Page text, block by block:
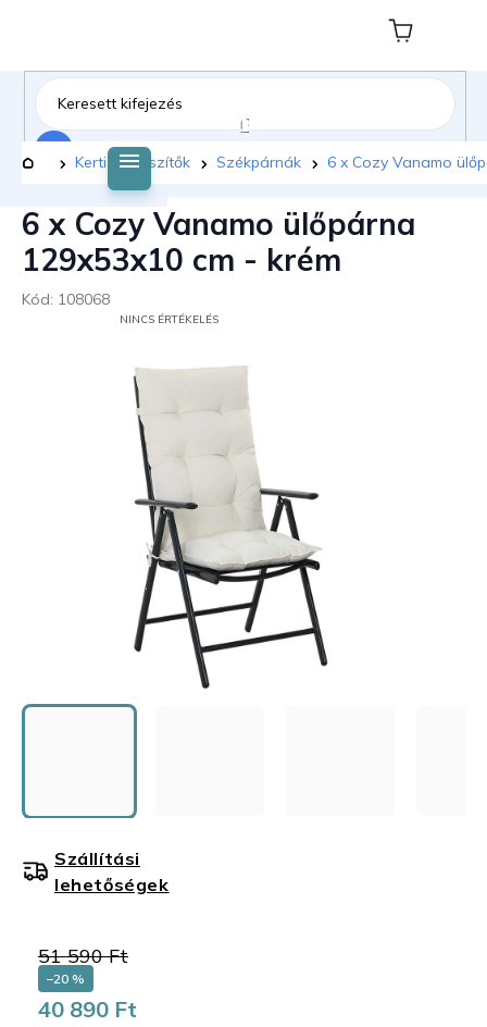
tartalomhoz
Kosár
Kezdőlap
Kerti kiegészítők Székpárnák 6 x Cozy Vanamo
6 x Cozy Vanamo ülőpárna
129x53x10 cm - krém
Kód: 108068
ÉRTÉKELÉSE
NINCS ÉRTÉKELÉS
51 590 Ft
–20 %
40 890 Ft
Szállítási
lehetőségek